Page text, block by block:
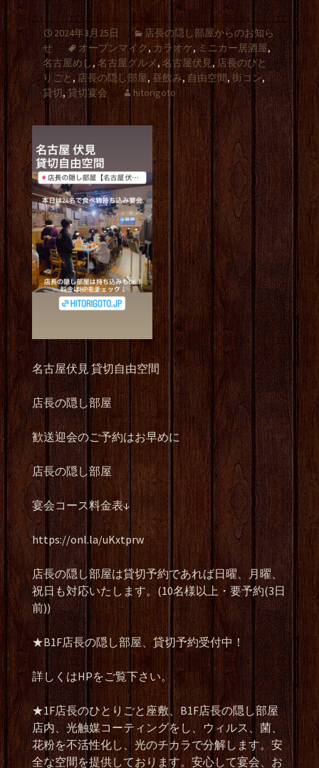
2024年3月25日
店長の隠し部屋からのお知ら
せ
オープンマイク, カラオケ, ミニカー居酒屋,
名古屋めし, 名古屋グルメ ,名古屋伏見, 店長のひと
りごと, 店長の隠し部屋, 昼飲み, 自由空間,街コン,
貸切,貸切宴会 hitorigoto
名古屋伏見 貸切自由空間
店長の隠し部屋
歓送迎会のご予約はお早めに
店長の隠し部屋
宴会コース料金表↓
https://onl.la/uKxtprw
店長の隠し部屋は貸切予約であれば日曜、月曜、
祝日も対応いたします。(10名様以上・要予約(3日
前))
★B1F店長の隠し部屋、貸切予約受付中！
詳しくはHPをご覧下さい。
★1F店長のひとりごと座敷、B1F店長の隠し部屋
店内、光触媒コーティングをし、ウィルス、菌、
花粉を不活性化し、光のチカラで分解します。安
全な空間を提供しております。安心して宴会、お